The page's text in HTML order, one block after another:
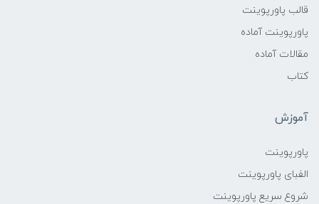
قالب پاورپوینت
پاورپوینت آماده
مقالات آماده
کتاب
آموزش
پاورپوینت
الفبای پاورپوینت
شروع سریع پاورپوینت